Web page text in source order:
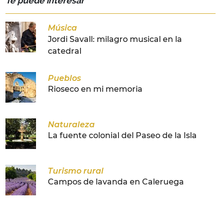
Música
Jordi Savall: milagro musical en la
catedral
Pueblos
Rioseco en mi memoria
Naturaleza
La fuente colonial del Paseo de la Isla
Turismo rural
Campos de lavanda en Caleruega